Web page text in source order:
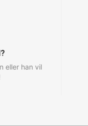
eller han vil